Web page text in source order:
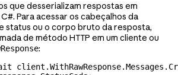
que desserializam respostas em
Para acessar os cabeçalhos da
status ou o corpo bruto da resposta,
de método HTTP em um cliente ou
:
client .WithRawResponse.Messages .